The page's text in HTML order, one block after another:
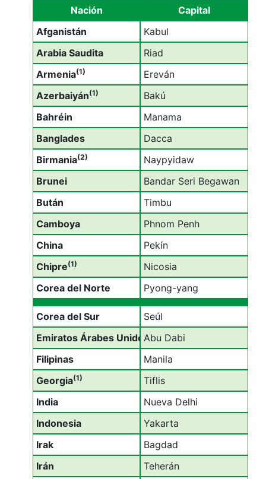
Nación
Capital
Afganistán
Kabul
Arabia Saudita
Riad
Armenia(1)
Ereván
Azerbaiyán(1)
Bakú
Bahréin
Manama
Banglades
Dacca
Birmania(2)
Naypyidaw
Brunei
Bandar Seri Begawan
Bután
Timbu
Camboya
Phnom Penh
China
Pekín
Chipre(1)
Nicosia
Corea del Norte
Pyong-yang
Corea del Sur
Seúl
Emiratos Árabes UnidosAbu Dabi
Filipinas
Manila
Georgia(1)
Tiflis
India
Nueva Delhi
Indonesia
Yakarta
Irak
Bagdad
Irán
Teherán